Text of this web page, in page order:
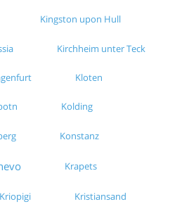
Kingston upon Hull
Kirchheim unter Teck
Kloten
Kolding
Konstanz
Krapets
Kriopigi Kristiansand